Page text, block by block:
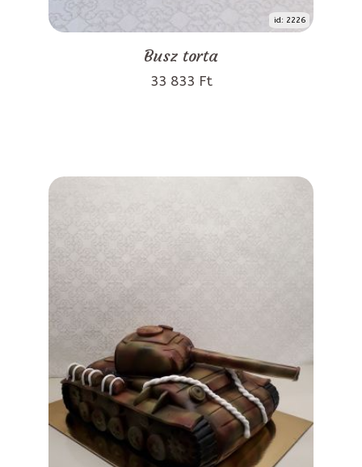
id: 2226
Busz torta
33 833 Ft